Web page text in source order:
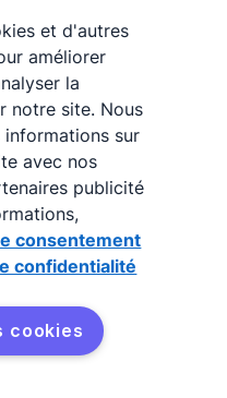
Continue
constante
tout au
long du
Essayez gratuitement
et d'autres
améliorer
la
notre site. Nous
sur
avec nos
publicité
consentement
confidentialité
cookies